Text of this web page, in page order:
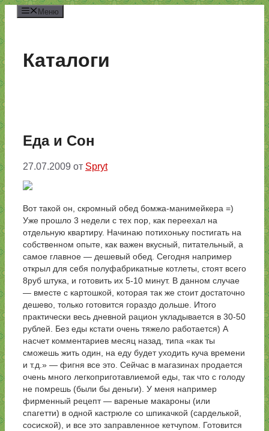
Перейти
к
содержимому
Меню
Каталоги
Еда и Сон
27.07.2009 от Spryt
Вот такой он, скромный обед бомжа-манимейкера =)
Уже прошло 3 недели с тех пор, как переехал на
отдельную квартиру. Начинаю потихоньку постигать на
собственном опыте, как важен вкусный, питательный, а
самое главное — дешевый обед. Сегодня например
открыл для себя полуфабрикатные котлеты, стоят всего
8руб штука, и готовить их 5-10 минут. В данном случае
— вместе с картошкой, которая так же стоит достаточно
дешево, только готовится гораздо дольше. Итого
практически весь дневной рацион укладывается в 30-50
рублей. Без еды кстати очень тяжело работается) А
насчет комментариев месяц назад, типа «как ты
сможешь жить один, на еду будет уходить куча времени
и т.д.» — фигня все это. Сейчас в магазинах продается
очень много легкоприготавлиемой еды, так что с голоду
не помрешь (были бы деньги). У меня например
фирменный рецепт — вареные макароны (или
спагетти) в одной кастрюле со шпикачкой (сарделькой,
сосиской), и все это заправленное кетчупом. Готовится